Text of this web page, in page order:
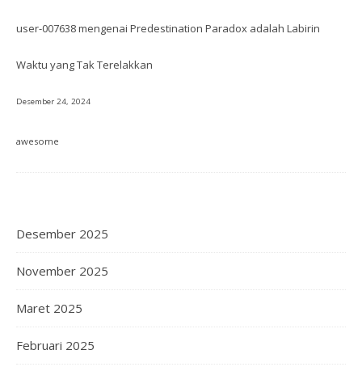
user-007638mengenai Predestination Paradox adalah Labirin
Waktu yang Tak Terelakkan
Desember 24, 2024
awesome
Desember 2025
November 2025
Maret 2025
Februari 2025